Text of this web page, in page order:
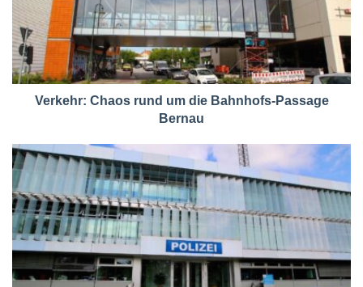
Verkehr: Chaos rund um die Bahnhofs-Passage
Bernau